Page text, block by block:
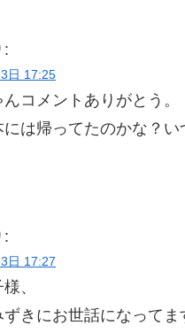
:
日 17:25
コメントありがとう。
は帰ってたのかな？い
:
日 17:27
、
ずきにお世話になって